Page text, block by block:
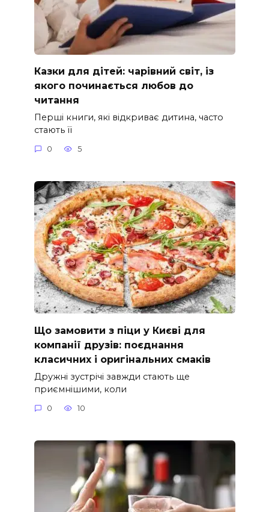
Казки для дітей: чарівний світ, із
якого починається любов до
читання
Перші книги, які відкриває дитина, часто
стають її
0 5
Що замовити з піци у Києві для
компанії друзів: поєднання
класичних і оригінальних смаків
Дружні зустрічі завжди стають ще
приємнішими, коли
0 10